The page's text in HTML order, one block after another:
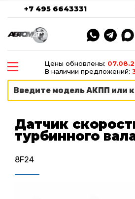
+7 495 6643331
Цены обновлены:
В наличии предложений:
Датчик
турбинного
8F24